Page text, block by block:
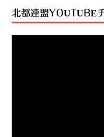
北都連盟YOUTUBE